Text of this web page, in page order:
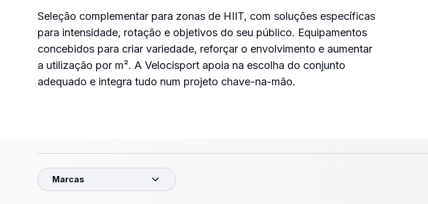
Seleção complementar para zonas de HIIT, com soluções específicas
para intensidade, rotação e objetivos do seu público. Equipamentos
concebidos para criar variedade, reforçar o envolvimento e aumentar
a utilização por m². A Velocisport apoia na escolha do conjunto
adequado e integra tudo num projeto chave-na-mão.
Marcas